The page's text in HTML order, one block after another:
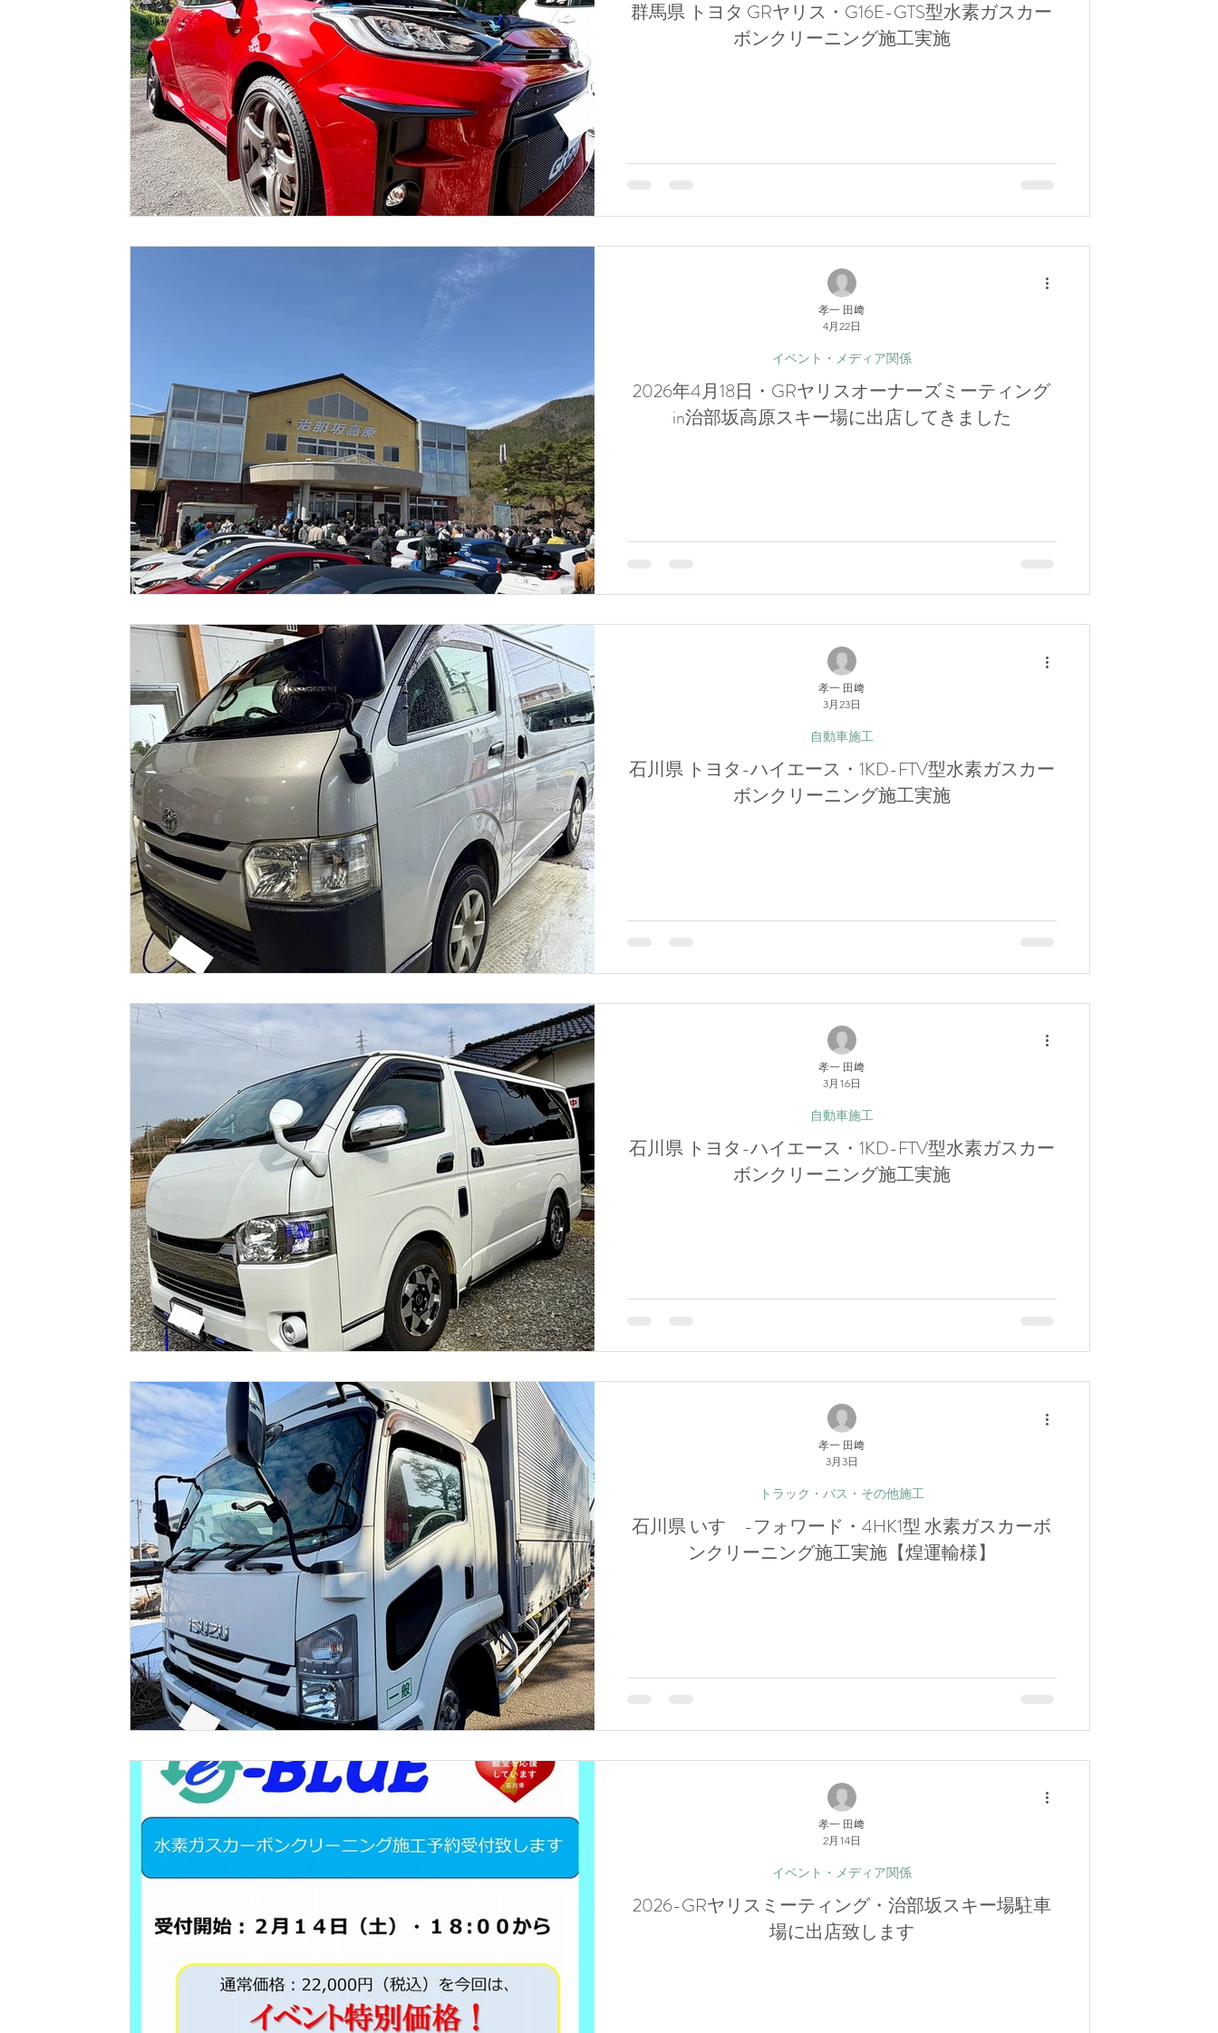
群馬県 トヨタ GRヤリス・G16E-GTS型水素ガスカー
ボンクリーニング施工実施
2026年4月18日・GRヤリスオーナーズミーティング
in治部坂高原スキー場に出店してきました
イベント・メディア関係
孝一 田﨑
4月22日
石川県 トヨタ-ハイエース・1KD-FTV型水素ガスカー
ボンクリーニング施工実施
自動車施工
孝一 田﨑
3月23日
石川県 トヨタ-ハイエース・1KD-FTV型水素ガスカー
ボンクリーニング施工実施
自動車施工
孝一 田﨑
3月16日
石川県 いすゞ-フォワード・4HK1型 水素ガスカーボ
ンクリーニング施工実施【煌運輸様】
トラック・バス・その他施工
孝一 田﨑
3月3日
2026-GRヤリスミーティング・治部坂スキー場駐車
場に出店致します
イベント・メディア関係
孝一 田﨑
2月14日